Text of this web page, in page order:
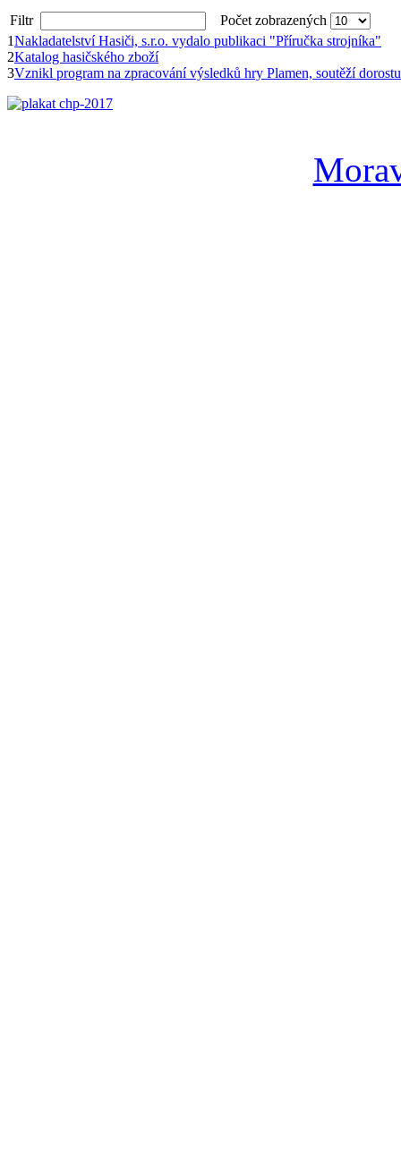
Filtr
Počet zobrazených
1Nakladatelství Hasiči, s.r.o. vydalo publikaci "Příručka strojníka"
2Katalog hasičského zboží
3Vznikl program na zpracování výsledků hry Plamen, soutěží